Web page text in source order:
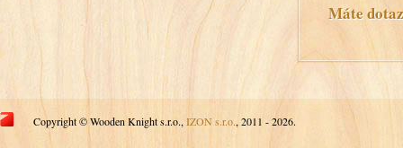
Máte
Copyright © Wooden Knight s.r.o., IZON s.r.o., 2011 - 2026.